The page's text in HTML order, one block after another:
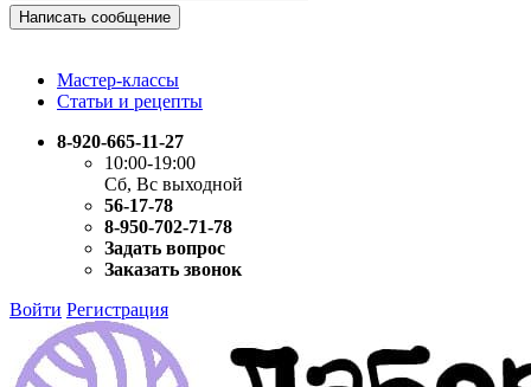
Написать сообщение
Мастер-классы
Статьи и рецепты
8-920-665-11-27
10:00-19:00
Сб, Вс выходной
56-17-78
8-950-702-71-78
Задать вопрос
Заказать звонок
Войти Регистрация